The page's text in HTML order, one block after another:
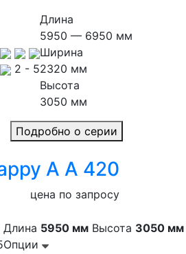
2 - 5
Длина
5950 — 6950 мм
Ширина
2320 мм
Высота
3050 мм
Подробно о серии
A A 420
цена по запросу
Длина 5950 мм Высота 3050 мм
Опции